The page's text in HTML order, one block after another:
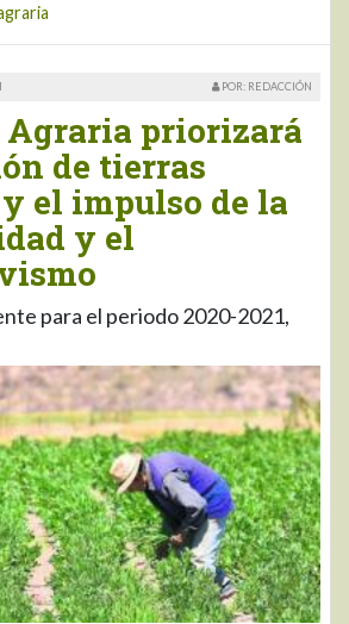
POR: REDACCIÓN
Agraria priorizará
de tierras
el impulso de la
y el
para el periodo 2020-2021,